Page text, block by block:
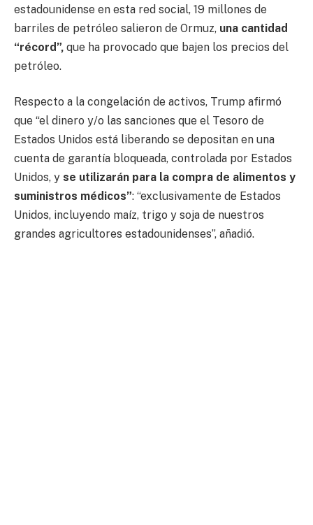
estadounidense en esta red social, 19 millones de
barriles de petróleo salieron de Ormuz, una cantidad
“récord”, que ha provocado que bajen los precios del
petróleo.
Respecto a la congelación de activos, Trump afirmó
que “el dinero y/o las sanciones que el Tesoro de
Estados Unidos está liberando se depositan en una
cuenta de garantía bloqueada, controlada por Estados
Unidos, y se utilizarán para la compra de alimentos y
suministros médicos”: “exclusivamente de Estados
Unidos, incluyendo maíz, trigo y soja de nuestros
grandes agricultores estadounidenses”, añadió.